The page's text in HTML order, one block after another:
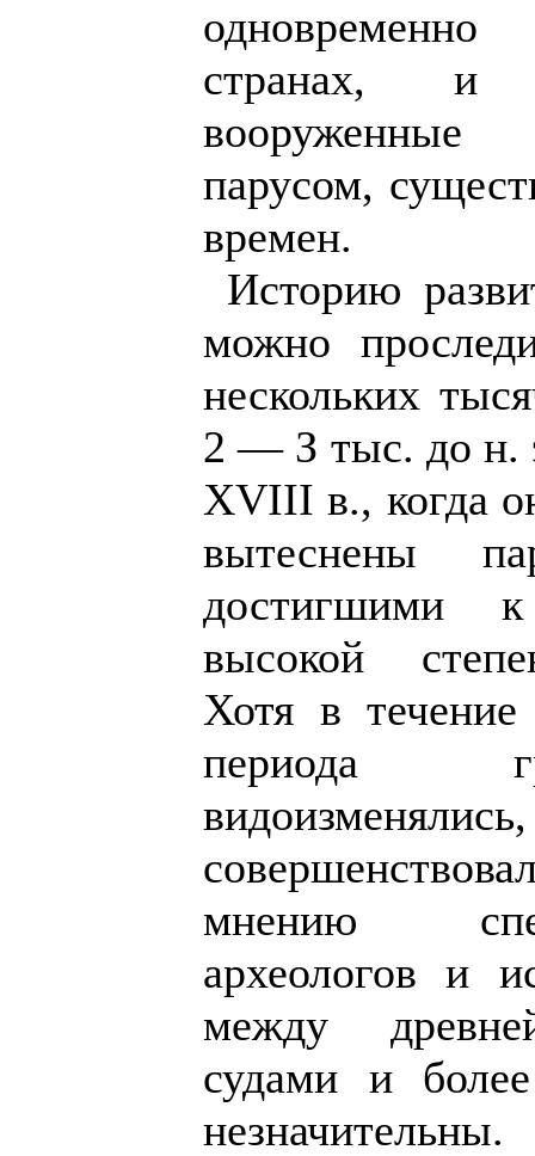
странах, и
вооруженные
парусом,
времен.
Историю
можно
нескольких
2 — З тыс. до н.
XVIII в., когда
вытеснены
достигшими
высокой
Хотя в течение
периода
мнению
археологов и
между
судами и
незначительны.